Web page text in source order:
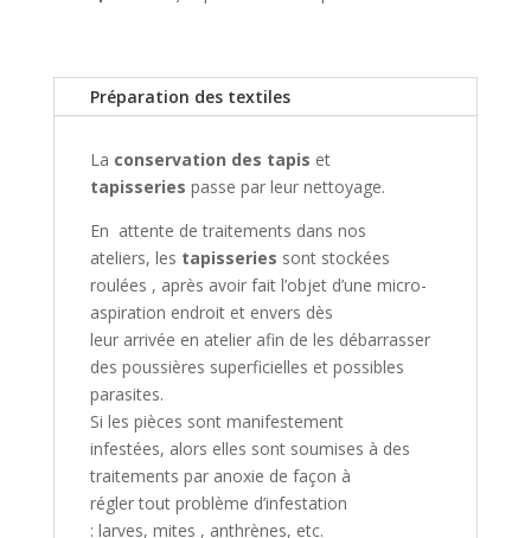
Préparation des textiles
La conservation des tapis et
tapisseries passe par leur nettoyage.
En attente de traitements dans nos
ateliers, les tapisseries sont stockées
roulées , après avoir fait l’objet d’une micro-
aspiration endroit et envers dès
leur arrivée en atelier afin de les débarrasser
des poussières superficielles et possibles
parasites.
Si les pièces sont manifestement
infestées, alors elles sont soumises à des
traitements par anoxie de façon à
régler tout problème d’infestation
: larves, mites , anthrènes, etc.